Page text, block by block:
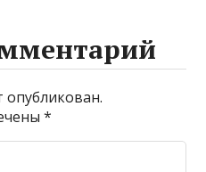
опубликован.
*